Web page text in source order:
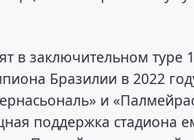
в заключительном туре
Бразилии в 2022
и
поддержка стадиона